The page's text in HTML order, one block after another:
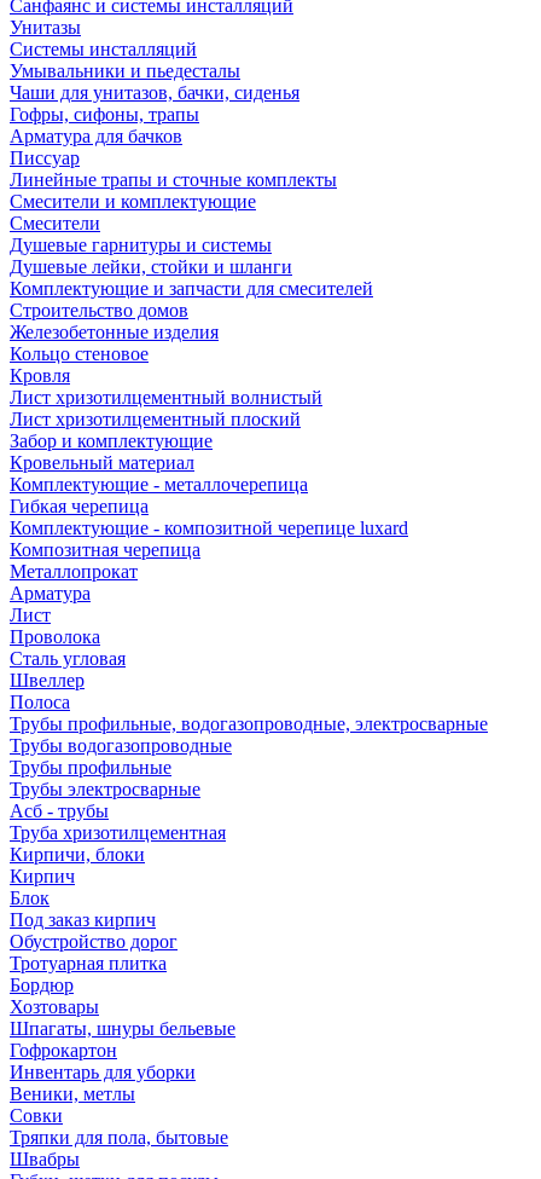
Санфаянс и системы инсталляций
Унитазы
Системы инсталляций
Умывальники и пьедесталы
Чаши для унитазов, бачки, сиденья
Гофры, сифоны, трапы
Арматура для бачков
Писсуар
Линейные трапы и сточные комплекты
Смесители и комплектующие
Смесители
Душевые гарнитуры и системы
Душевые лейки, стойки и шланги
Комплектующие и запчасти для смесителей
Строительство домов
Железобетонные изделия
Кольцо стеновое
Кровля
Лист хризотилцементный волнистый
Лист хризотилцементный плоский
Забор и комплектующие
Кровельный материал
Комплектующие - металлочерепица
Гибкая черепица
Комплектующие - композитной черепице luxard
Композитная черепица
Металлопрокат
Арматура
Лист
Проволока
Сталь угловая
Швеллер
Полоса
Трубы профильные, водогазопроводные, электросварные
Трубы водогазопроводные
Трубы профильные
Трубы электросварные
Асб - трубы
Труба хризотилцементная
Кирпичи, блоки
Кирпич
Блок
Под заказ кирпич
Обустройство дорог
Тротуарная плитка
Бордюр
Хозтовары
Шпагаты, шнуры бельевые
Гофрокартон
Инвентарь для уборки
Веники, метлы
Совки
Тряпки для пола, бытовые
Швабры